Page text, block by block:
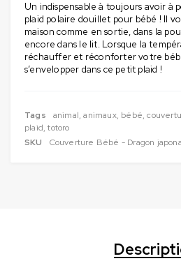
Un indispensable à toujours avoir à
plaid polaire douillet pour bébé ! Il
maison comme en sortie, dans la
encore dans le lit. Lorsque la
réchauffer et réconforter votre
s’envelopper dans ce petit plaid !
Tags animal,animaux, bébé,
plaid,totoro
SKU
Couverture Bébé - Dragon